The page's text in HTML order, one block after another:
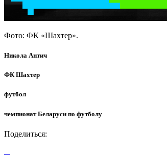
Фото: ФК «Шахтер».
Никола Антич
ФК Шахтер
футбол
чемпионат Беларуси по футболу
Поделиться: